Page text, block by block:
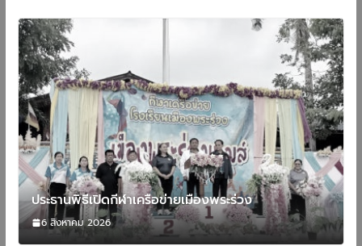
ประธานพิธีเปิดกีฬาเครือข่ายเมืองพระร่วง
6 สิงหาคม 2026